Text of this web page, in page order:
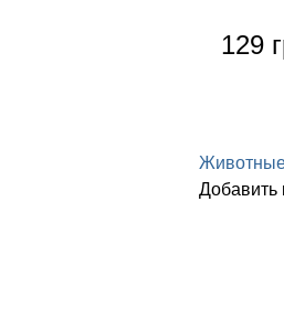
129
Добавить